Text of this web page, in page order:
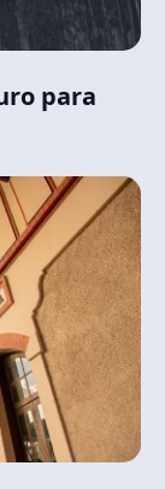
para